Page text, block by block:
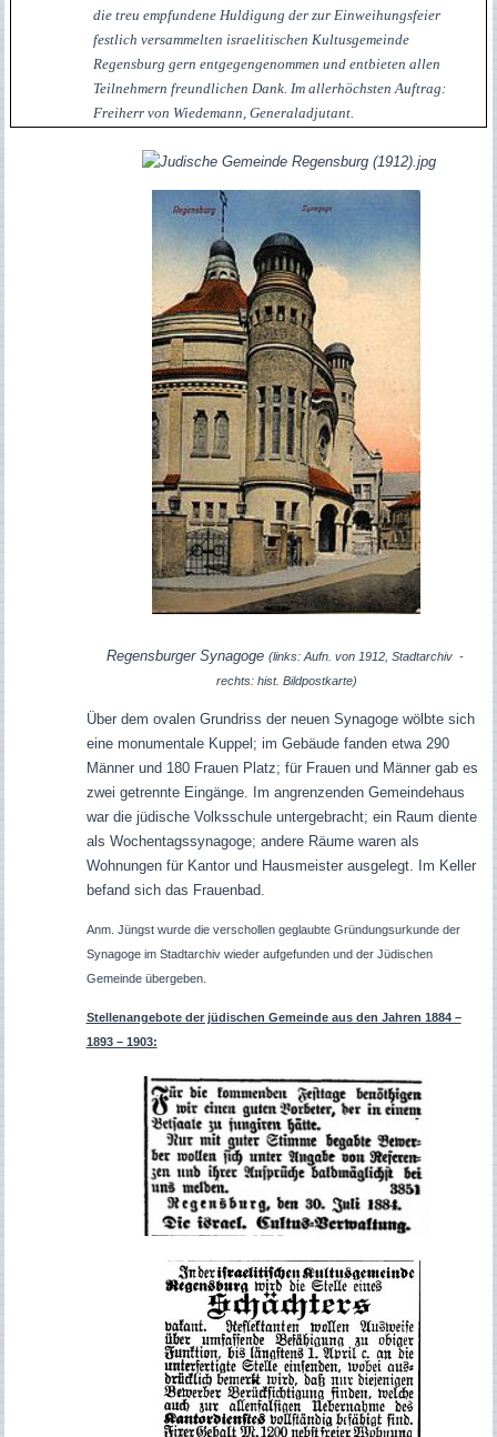
die treu empfundene Huldigung der zur Einweihungsfeier
festlich versammelten israelitischen Kultusgemeinde
Regensburg gern entgegengenommen und entbieten allen
Teilnehmern freundlichen Dank. Im allerhöchsten Auftrag:
Freiherr von Wiedemann, Generaladjutant.
Regensburger Synagoge (links: Aufn. von 1912, Stadtarchiv -
rechts: hist. Bildpostkarte)
Über dem ovalen Grundriss der neuen Synagoge wölbte sich
eine monumentale Kuppel; im Gebäude fanden etwa 290
Männer und 180 Frauen Platz; für Frauen und Männer gab es
zwei getrennte Eingänge. Im angrenzenden Gemeindehaus
war die jüdische Volksschule untergebracht; ein Raum diente
als Wochentagssynagoge; andere Räume waren als
Wohnungen für Kantor und Hausmeister ausgelegt. Im Keller
befand sich das Frauenbad.
Anm. Jüngst wurde die verschollen geglaubte Gründungsurkunde der
Synagoge im Stadtarchiv wieder aufgefunden und der Jüdischen
Gemeinde übergeben.
Stellenangebote der jüdischen Gemeinde aus den Jahren 1884 –
1893 – 1903: